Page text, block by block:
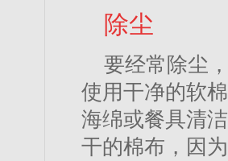
除尘
要经常除尘
使用干净的软
海绵或餐具清
干的棉布，因